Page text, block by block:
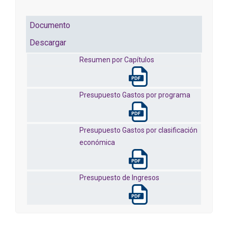
Documento
Descargar
Resumen por Capítulos
Presupuesto Gastos por programa
Presupuesto Gastos por clasificación
económica
Presupuesto de Ingresos